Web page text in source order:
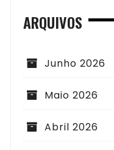
ARQUIVOS
Junho 2026
Maio 2026
Abril 2026